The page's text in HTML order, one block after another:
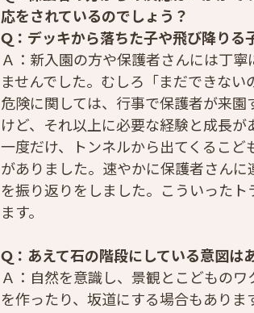
応をされているのでしょう？
Q：デッキから落ちた子や飛び降りる
Ａ：新入園の方や保護者さんには丁
ませんでした。むしろ「まだできない
危険に関しては、行事で保護者が来
けど、それ以上に必要な経験と成長が
一度だけ、トンネルから出てくるこ
がありました。速やかに保護者さん
を振り返りをしました。こういった
ます。
Q：あえて石の階段にしている意図は
Ａ：自然を意識し、景観とこどもの
を作ったり、坂道にする場合もありま